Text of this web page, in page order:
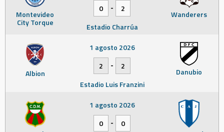
Montevideo
City Torque
Wanderers
0
-
2
Estadio Charrúa
Albion Danubio
1 agosto 2026
2
-
2
Estadio Luis Franzini
1 agosto 2026
0
- 0